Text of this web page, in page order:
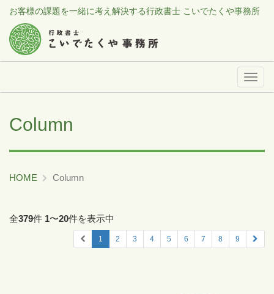
お客様の課題を一緒に考え解決する行政書士 こいでたくや事務所
メ
Column
HOME Column
全379件 1〜20件を表示中
1 2 3 4 5 6 7 8 9